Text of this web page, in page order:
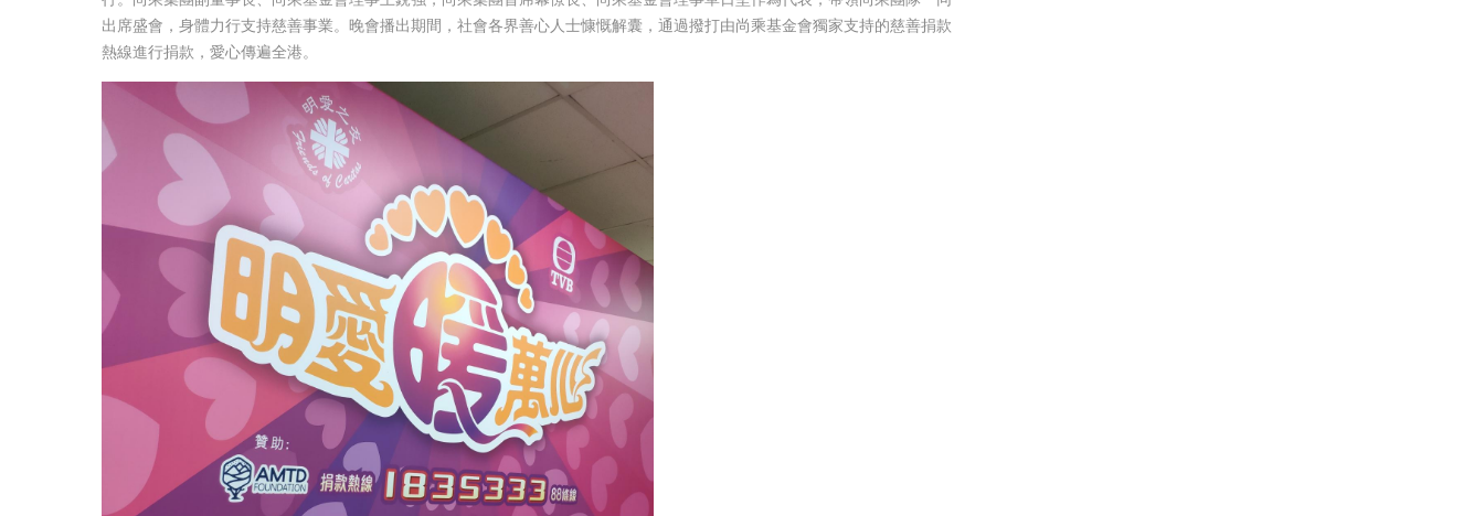
出席盛會，身體力行支持慈善事業。晚會播出期間，社會各界善心人士慷慨解囊，通過撥打由尚乘基金會獨家支持的慈善捐款
熱線進行捐款，愛心傳遍全港。